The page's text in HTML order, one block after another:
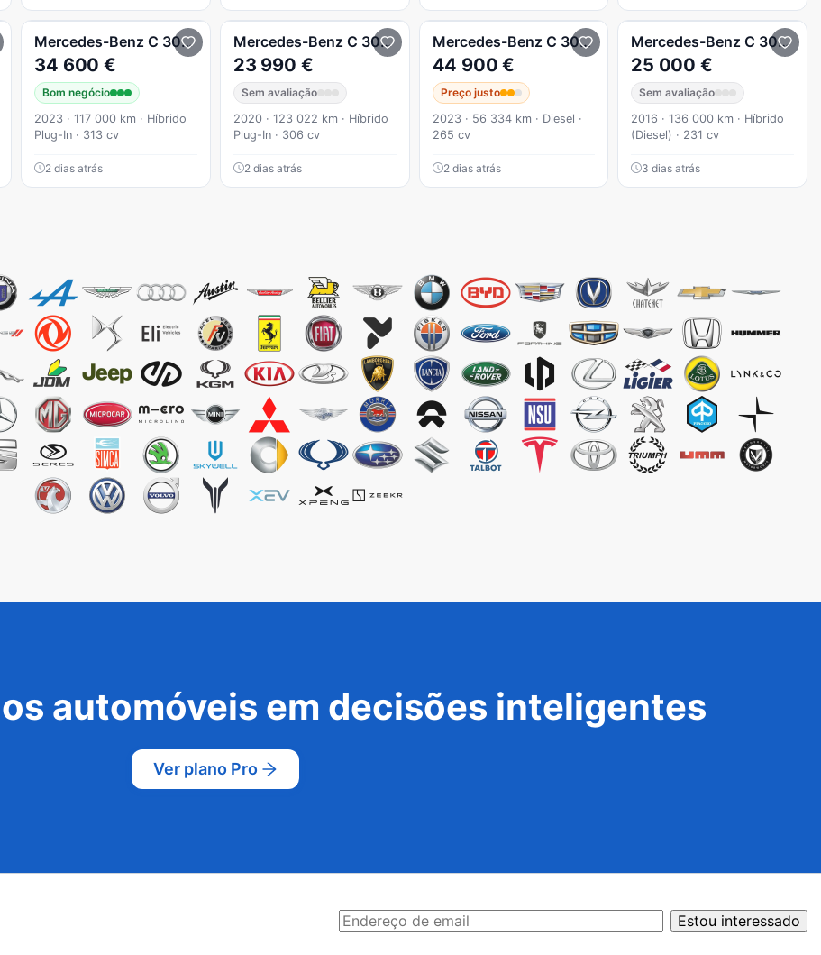
d AMG Line
Mercedes-Benz C 300 e 9G-TRONIC AMG Line Advanced
34 600 €
Bom negócio
2023 · 117 000 km · Híbrido
Plug-In · 313 cv
2 dias atrás
Mercedes-Benz C 300 de Avantgarde
23 990 €
Sem avaliação
2020 · 123 022 km · Híbrido
Plug-In · 306 cv
2 dias atrás
Mercedes-Benz C 300 d AMG Line
44 900 €
Preço justo
2023 · 56 334 km · Diesel ·
265 cv
2 dias atrás
Mercedes-Benz C 300 h
25 000 €
Sem avaliação
2016 · 136 000 km · Híbrido
(Diesel) · 231 cv
3 dias atrás
automóveis em decisões inteligentes
Ver plano Pro
Estou interessado